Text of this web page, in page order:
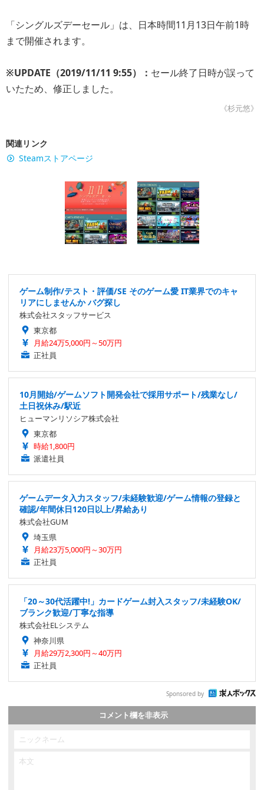
「シングルズデーセール」は、日本時間11月13日午前1時
まで開催されます。
※UPDATE（2019/11/11 9:55）： セール終了日時が誤って
いたため、修正しました。
《杉元悠》
関連リンク
Steamストアページ
ゲーム制作/テスト・評価/SE そのゲーム愛 IT業界でのキャ
リアにしませんか バグ探し
株式会社スタッフサービス
東京都
月給24万5,000円～50万円
正社員
10月開始/ゲームソフト開発会社で採用サポート/残業なし/
土日祝休み/駅近
ヒューマンリソシア株式会社
東京都
時給1,800円
派遣社員
ゲームデータ入力スタッフ/未経験歓迎/ゲーム情報の登録と
確認/年間休日120日以上/昇給あり
株式会社GUM
埼玉県
月給23万5,000円～30万円
正社員
「20～30代活躍中!」カードゲーム封入スタッフ/未経験OK/
ブランク歓迎/丁寧な指導
株式会社ELシステム
神奈川県
月給29万2,300円～40万円
正社員
Sponsored by
コメント欄を非表示